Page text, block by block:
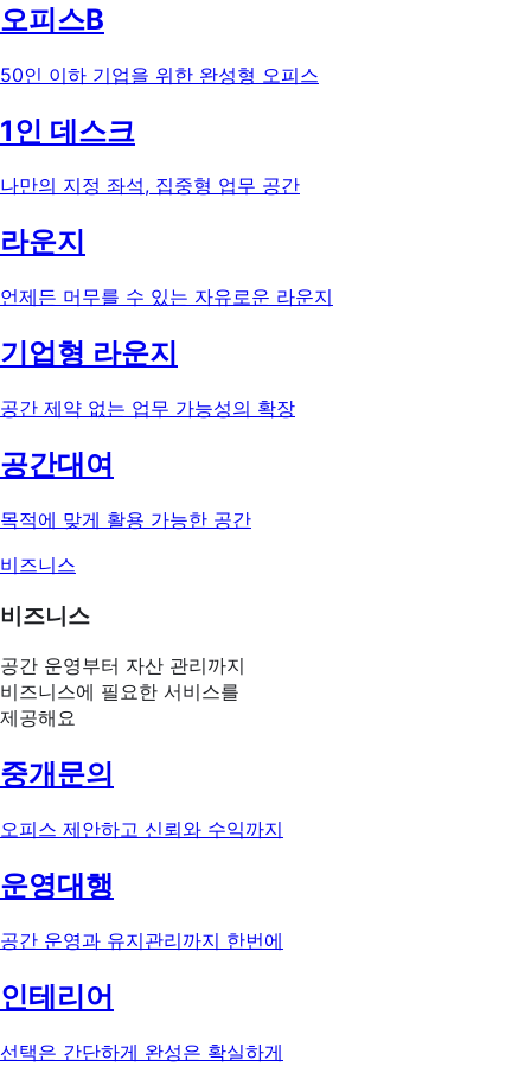
오피스B
50인 이하 기업을 위한 완성형 오피스
1인 데스크
나만의 지정 좌석, 집중형 업무 공간
라운지
언제든 머무를 수 있는 자유로운 라운지
기업형 라운지
공간 제약 없는 업무 가능성의 확장
공간대여
목적에 맞게 활용 가능한 공간
비즈니스
비즈니스
공간 운영부터 자산 관리까지
비즈니스에 필요한 서비스를
제공해요
중개문의
오피스 제안하고 신뢰와 수익까지
운영대행
공간 운영과 유지관리까지 한번에
인테리어
선택은 간단하게 완성은 확실하게